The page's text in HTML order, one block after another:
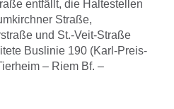
entfällt, die Haltestellen
Straße,
und St.-Veit-Straße
Buslinie 190 (Karl-Preis-
– Riem Bf. –